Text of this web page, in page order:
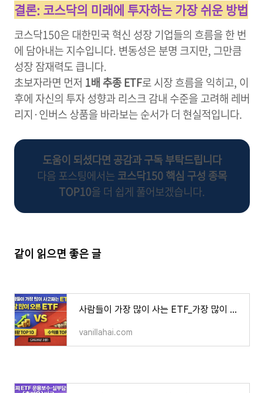
결론: 코스닥의 미래에 투자하는 가장 쉬운 방법
코스닥150은 대한민국 혁신 성장 기업들의 흐름을 한 번
에 담아내는 지수입니다. 변동성은 분명 크지만, 그만큼
성장 잠재력도 큽니다.
초보자라면 먼저 1배 추종 ETF로 시장 흐름을 익히고, 이
후에 자신의 투자 성향과 리스크 감내 수준을 고려해 레버
리지·인버스 상품을 바라보는 순서가 더 현실적입니다.
도움이 되셨다면 공감과 구독 부탁드립니다
다음 포스팅에서는 코스닥150 핵심 구성 종목
TOP10을 더 쉽게 풀어보겠습니다.
같이 읽으면 좋은 글
사람들이 가장 많이 사는 ETF_가장 많이 오른 ETF｜거래량·수익률 TOP10 비교 (2026년 3월)
vanillahai.com